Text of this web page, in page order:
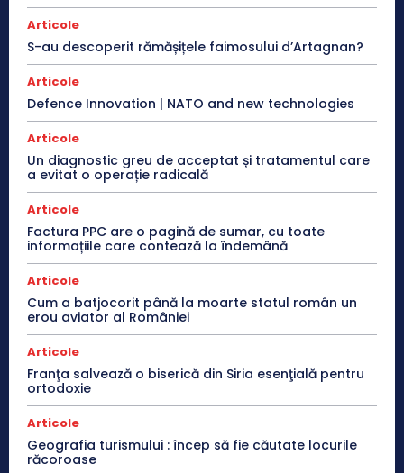
Articole
S-au descoperit rămășițele faimosului d’Artagnan?
Articole
Defence Innovation | NATO and new technologies
Articole
Un diagnostic greu de acceptat și tratamentul care
a evitat o operație radicală
Articole
Factura PPC are o pagină de sumar, cu toate
informațiile care contează la îndemână
Articole
Cum a batjocorit până la moarte statul român un
erou aviator al României
Articole
Franţa salvează o biserică din Siria esenţială pentru
ortodoxie
Articole
Geografia turismului : încep să fie căutate locurile
răcoroase